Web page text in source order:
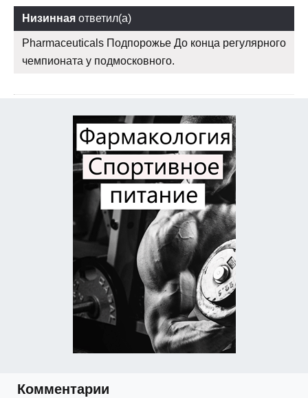
Низинная ответил(а)
Pharmaceuticals Подпорожье До конца регулярного
чемпионата у подмосковного.
Комментарии